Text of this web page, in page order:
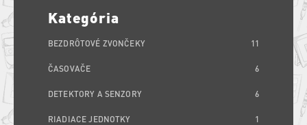
Kategória
BEZDRÔTOVÉ ZVONČEKY 11
ČASOVAČE 6
DETEKTORY A SENZORY 6
RIADIACE JEDNOTKY 1